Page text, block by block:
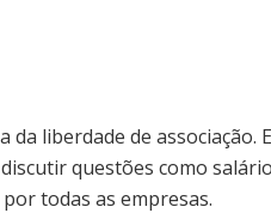
liberdade de associação.
questões como
todas as empresas.